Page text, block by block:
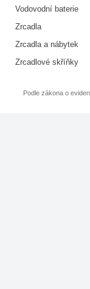
Vodovodní baterie
Zrcadla
Zrcadla a nábytek
Zrcadlové skříňky
Podle zákona o